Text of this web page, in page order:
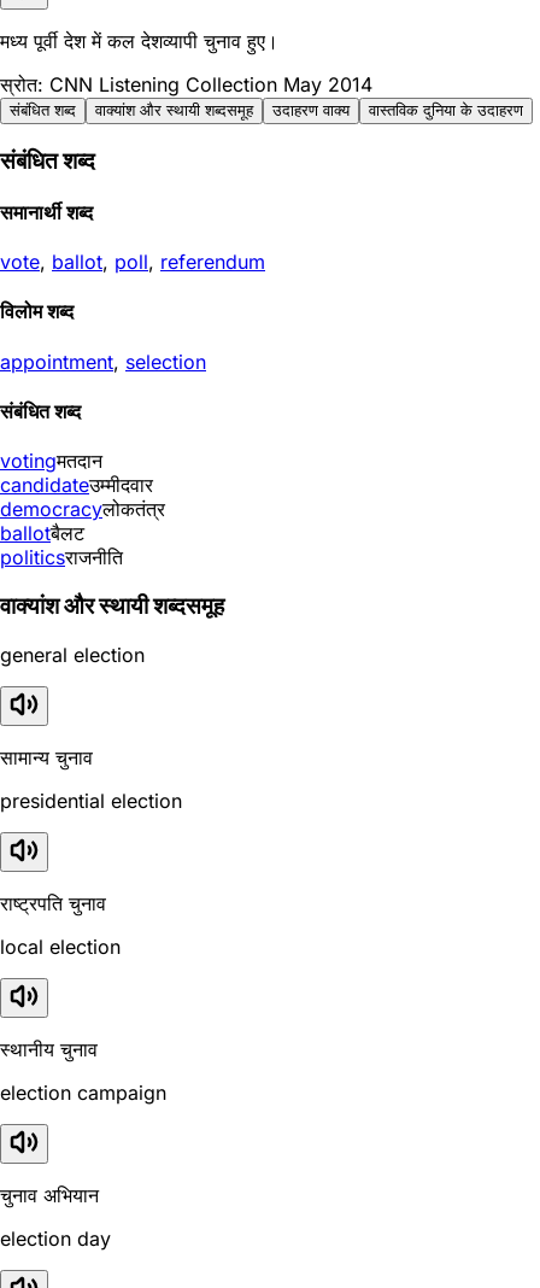
मध्य पूर्वी देश में कल देशव्यापी चुनाव हुए।
स्रोत: CNN Listening Collection May 2014
संबंधित शब्द वाक्यांश और स्थायी शब्दसमूह उदाहरण वाक्य वास्तविक दुनिया के उदाहरण
संबंधित शब्द
समानार्थी शब्द
vote, ballot, poll, referendum
विलोम शब्द
appointment, selection
संबंधित शब्द
votingमतदान
candidateउम्मीदवार
democracyलोकतंत्र
ballotबैलट
politicsराजनीति
वाक्यांश और स्थायी शब्दसमूह
general election
सामान्य चुनाव
presidential election
राष्ट्रपति चुनाव
local election
स्थानीय चुनाव
election campaign
चुनाव अभियान
election day